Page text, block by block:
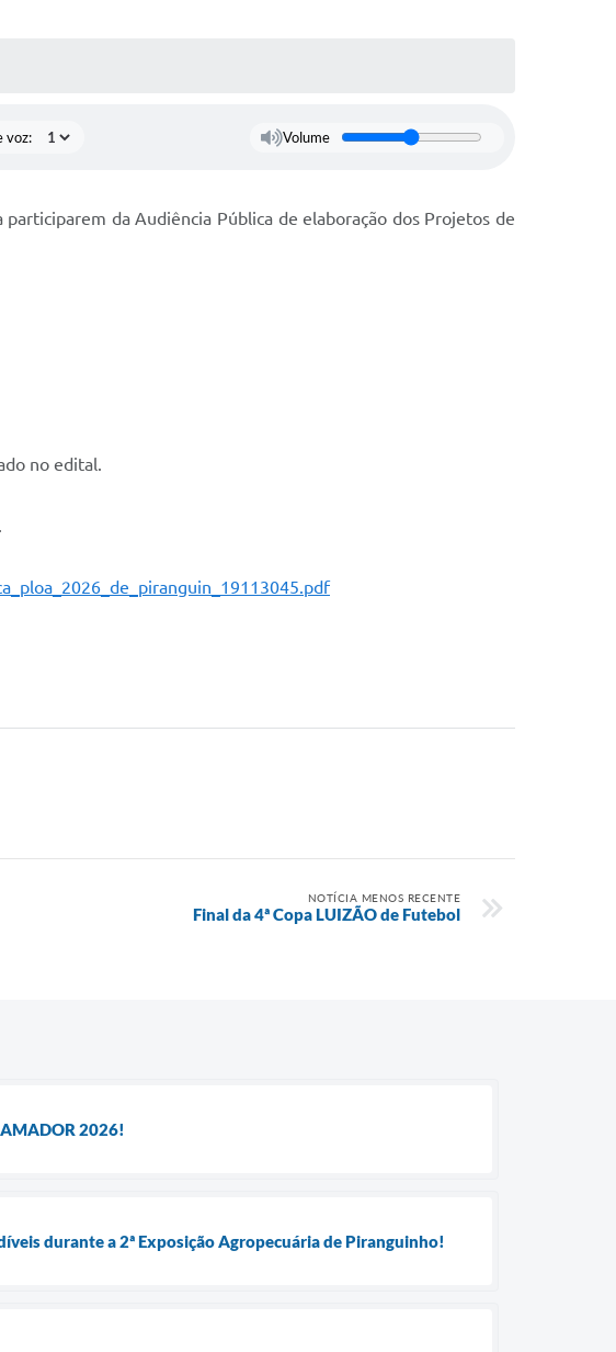
voz: Volume
da Audiência Pública de elaboração dos Projetos de
no edital.
NOTÍCIA MENOS RECENTE
Final da 4ª Copa LUIZÃO de Futebol
AMADOR 2026!
durante a 2ª Exposição Agropecuária de Piranguinho!